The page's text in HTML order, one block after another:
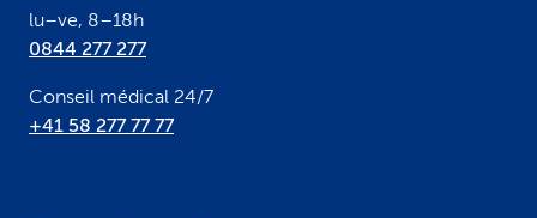
lu–ve, 8–18h
0844 277 277
Conseil médical 24/7
+41 58 277 77 77